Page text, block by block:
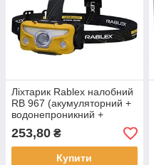
Ліхтарик Rablex налобний
RB 967 (акумуляторний +
водонепроникний +
white/red/yelow + Type-C)
/40
253,80 ₴
Купити